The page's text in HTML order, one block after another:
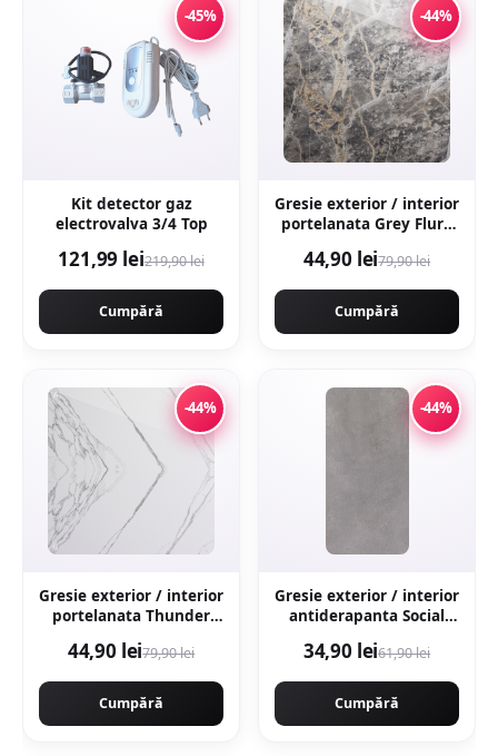
-45%
Kit detector gaz
electrovalva 3/4 Top
121,99 lei219,90 lei
Cumpără
-44%
Gresie exterior / interior
portelanata Grey Flury
rectificata tip marmura
44,90 lei79,90 lei
Cumpără
-44%
Gresie exterior / interior
portelanata Thunder
120 cm lucioasa
44,90 lei79,90 lei
Cumpără
-44%
Gresie exterior / interior
antiderapanta Social
aspect ciment
34,90 lei61,90 lei
Cumpără